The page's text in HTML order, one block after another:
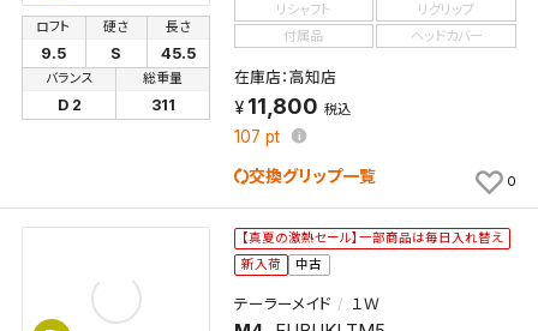
ロフト
9.5
硬さ
S
長さ
45.5
バランス
D 2
総重量
311
リシャフト
リグリップ
付属品
ヘッドカバー
在庫店：高知店
11,800 税込
107 pt
交換グリップ一覧 0
【真夏の激熱セール】一部商品は毎日入れ替え
新入荷
中古
テーラーメイド １Ｗ